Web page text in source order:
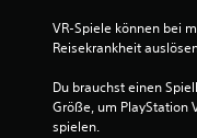
p
i
l
o
e
n
o
d
e
VR-Spiele können bei
Reisekrankheit
Du brauchst einen
Größe, um PlayStation
spielen.